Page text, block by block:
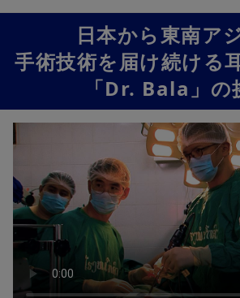
日本から東南ア
手術技術を届け続ける
「Dr. Bala」の